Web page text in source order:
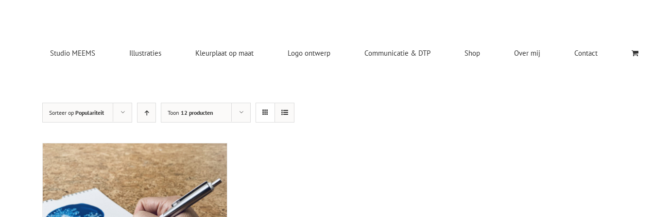
Studio MEEMS Illustraties Kleurplaat op maat Logo ontwerp Communicatie & DTP Shop Over mij Contact
Sorteer op Populariteit Toon 12 producten